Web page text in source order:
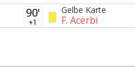
90'
+1
Gelbe Karte
F. Acerbi